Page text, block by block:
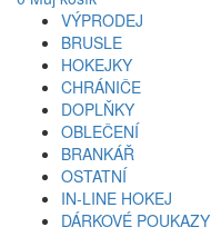
VÝPRODEJ
BRUSLE
HOKEJKY
CHRÁNIČE
DOPLŇKY
OBLEČENÍ
BRANKÁŘ
OSTATNÍ
IN-LINE HOKEJ
DÁRKOVÉ POUKAZY